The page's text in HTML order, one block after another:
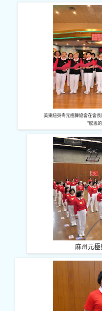
美東紐英崙元極舞協會在會
"感恩
麻州元極